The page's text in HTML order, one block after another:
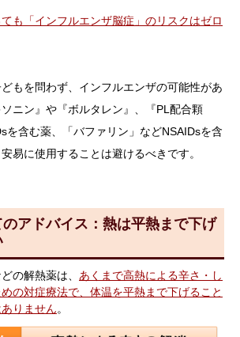
も「インフルエンザ脳症」のリスクはゼロ
もを問わず、インフルエンザの可能性があ
ニン』や『ボルタレン』、『PL配合顆
を含む薬、「バファリン」などNSAIDsを含
易に使用することは避けるべきです。
アドバイス：熱は平熱まで下げ
の解熱薬は、 あくまで高熱による辛さ・し
の対症療法で、体温を平熱まで下げること
りません。